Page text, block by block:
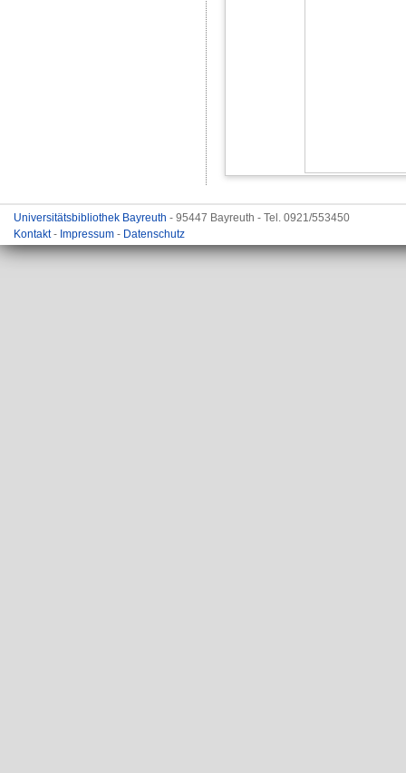
Universitätsbibliothek Bayreuth - 95447 Bayreuth - Tel. 0921/553450
Kontakt- Impressum - Datenschutz